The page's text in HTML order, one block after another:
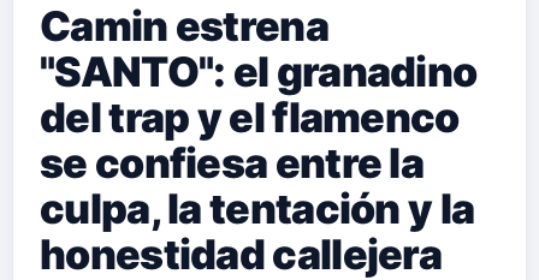
Camin estrena
"SANTO": el granadino
del trap y el flamenco
se confiesa entre la
culpa, la tentación y la
honestidad callejera